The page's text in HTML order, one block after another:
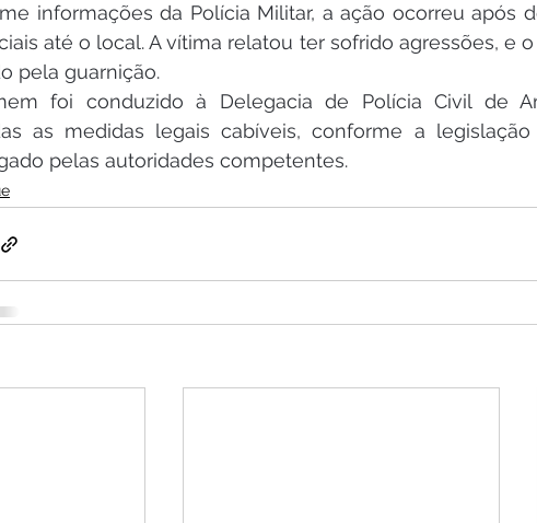
informações da Polícia Militar, a ação ocorreu após
até o local. A vítima relatou ter sofrido agressões, e
pela guarnição.
foi conduzido à Delegacia de Polícia Civil de
as medidas legais cabíveis, conforme a
pelas autoridades competentes.